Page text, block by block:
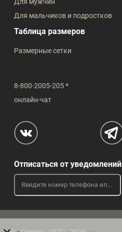
8-800-2005-205 *
онлайн-чат
Для мужчин
Для мальчиков и подростков
Таблица размеров
Размерные сетки
Отписаться от уведомлений